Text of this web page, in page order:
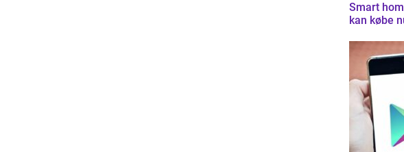
Smart
kan købe